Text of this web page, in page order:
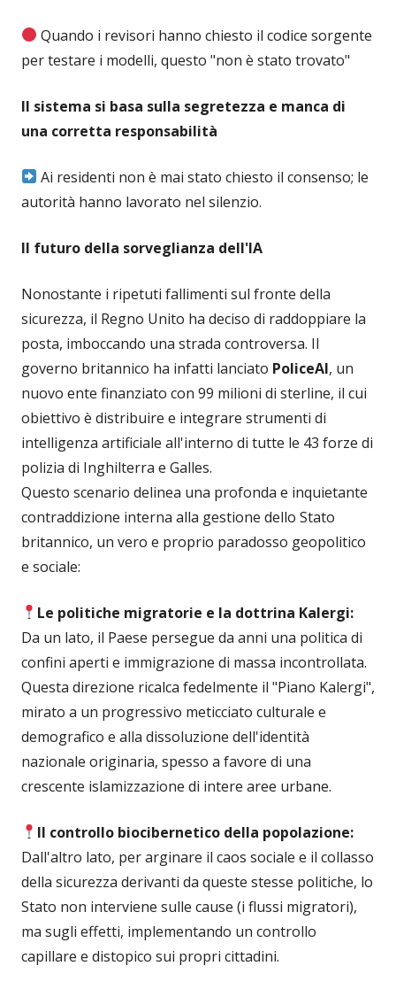
Quando i revisori hanno chiesto il codice sorgente
per testare i modelli, questo "non è stato trovato"
Il sistema si basa sulla segretezza e manca di
una corretta responsabilità
Ai residenti non è mai stato chiesto il consenso; le
autorità hanno lavorato nel silenzio.
Il futuro della sorveglianza dell'IA
Nonostante i ripetuti fallimenti sul fronte della
sicurezza, il Regno Unito ha deciso di raddoppiare la
posta, imboccando una strada controversa. Il
governo britannico ha infatti lanciato PoliceAI, un
nuovo ente finanziato con 99 milioni di sterline, il cui
obiettivo è distribuire e integrare strumenti di
intelligenza artificiale all'interno di tutte le 43 forze di
polizia di Inghilterra e Galles.
Questo scenario delinea una profonda e inquietante
contraddizione interna alla gestione dello Stato
britannico, un vero e proprio paradosso geopolitico
e sociale:
Le politiche migratorie e la dottrina Kalergi:
Da un lato, il Paese persegue da anni una politica di
confini aperti e immigrazione di massa incontrollata.
Questa direzione ricalca fedelmente il "Piano Kalergi",
mirato a un progressivo meticciato culturale e
demografico e alla dissoluzione dell'identità
nazionale originaria, spesso a favore di una
crescente islamizzazione di intere aree urbane.
Il controllo biocibernetico della popolazione:
Dall'altro lato, per arginare il caos sociale e il collasso
della sicurezza derivanti da queste stesse politiche, lo
Stato non interviene sulle cause (i flussi migratori),
ma sugli effetti, implementando un controllo
capillare e distopico sui propri cittadini.